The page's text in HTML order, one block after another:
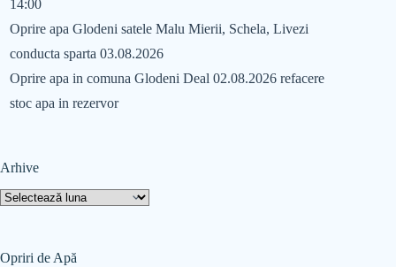
14:00
Oprire apa Glodeni satele Malu Mierii, Schela, Livezi
conducta sparta 03.08.2026
Oprire apa in comuna Glodeni Deal 02.08.2026 refacere
stoc apa in rezervor
Arhive
Opriri de Apă